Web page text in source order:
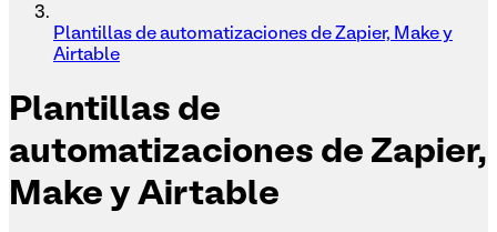
Plantillas de automatizaciones de Zapier, Make y
Airtable
Plantillas de
automatizaciones de Zapier,
Make y Airtable